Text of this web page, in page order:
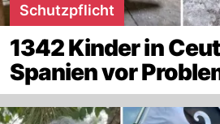
Schutzpflicht
1342 Kinder in
Spanien vor